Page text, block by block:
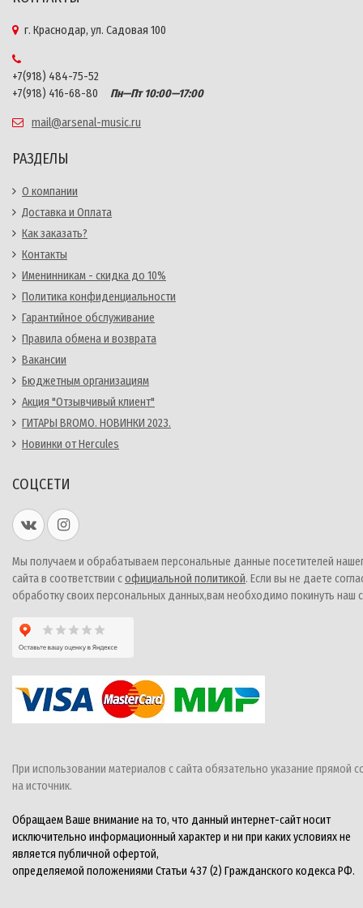
г. Краснодар, ул. Садовая 100
+7(918) 484-75-52
+7(918) 416-68-80
Пн—Пт 10:00—17:00
mail@arsenal-music.ru
РАЗДЕЛЫ
О компании
Доставка и Оплата
Как заказать?
Контакты
Именинникам - скидка до 10%
Политика конфиденциальности
Гарантийное обслуживание
Правила обмена и возврата
Вакансии
Бюджетным организациям
Акция "Отзывчивый клиент"
ГИТАРЫ BROMO. НОВИНКИ 2023.
Новинки от Hercules
СОЦСЕТИ
Мы получаем и обрабатываем персональные данные посетителей
сайта в соответствии софициальной политикой. Если вы не даете
обработку своих персональных данных,вам необходимо покинуть наш
При использовании материалов с сайта обязательно указание прямой
на источник.
Обращаем Ваше внимание на то, что данный интернет-сайт носит
исключительно информационный характер и ни при каких условиях не
является публичной офертой,
определяемой положениями Статьи 437 (2) Гражданского кодекса РФ.